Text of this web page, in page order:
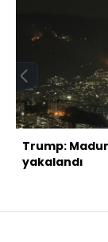
Trump:
yakalandı